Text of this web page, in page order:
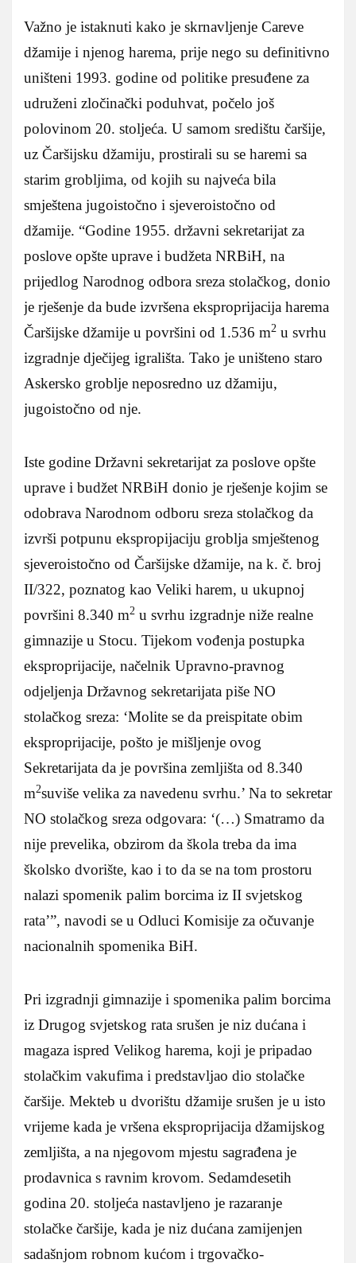
Važno je istaknuti kako je skrnavljenje Careve
džamije i njenog harema, prije nego su definitivno
uništeni 1993. godine od politike presuđene za
udruženi zločinački poduhvat, počelo još
polovinom 20. stoljeća. U samom središtu čaršije,
uz Čaršijsku džamiju, prostirali su se haremi sa
starim grobljima, od kojih su najveća bila
smještena jugoistočno i sjeveroistočno od
džamije. “Godine 1955. državni sekretarijat za
poslove opšte uprave i budžeta NRBiH, na
prijedlog Narodnog odbora sreza stolačkog, donio
je rješenje da bude izvršena eksproprijacija harema
Čaršijske džamije u površini od 1.536 m2 u svrhu
izgradnje dječijeg igrališta. Tako je uništeno staro
Askersko groblje neposredno uz džamiju,
jugoistočno od nje.
Iste godine Državni sekretarijat za poslove opšte
uprave i budžet NRBiH donio je rješenje kojim se
odobrava Narodnom odboru sreza stolačkog da
izvrši potpunu ekspropijaciju groblja smještenog
sjeveroistočno od Čaršijske džamije, na k. č. broj
II/322, poznatog kao Veliki harem, u ukupnoj
površini 8.340 m2 u svrhu izgradnje niže realne
gimnazije u Stocu. Tijekom vođenja postupka
eksproprijacije, načelnik Upravno-pravnog
odjeljenja Državnog sekretarijata piše NO
stolačkog sreza: ‘Molite se da preispitate obim
eksproprijacije, pošto je mišljenje ovog
Sekretarijata da je površina zemljišta od 8.340
m2suviše velika za navedenu svrhu.’ Na to sekretar
NO stolačkog sreza odgovara: ‘(…) Smatramo da
nije prevelika, obzirom da škola treba da ima
školsko dvorište, kao i to da se na tom prostoru
nalazi spomenik palim borcima iz II svjetskog
rata’”, navodi se u Odluci Komisije za očuvanje
nacionalnih spomenika BiH.
Pri izgradnji gimnazije i spomenika palim borcima
iz Drugog svjetskog rata srušen je niz dućana i
magaza ispred Velikog harema, koji je pripadao
stolačkim vakufima i predstavljao dio stolačke
čaršije. Mekteb u dvorištu džamije srušen je u isto
vrijeme kada je vršena eksproprijacija džamijskog
zemljišta, a na njegovom mjestu sagrađena je
prodavnica s ravnim krovom. Sedamdesetih
godina 20. stoljeća nastavljeno je razaranje
stolačke čaršije, kada je niz dućana zamijenjen
sadašnjom robnom kućom i trgovačko-